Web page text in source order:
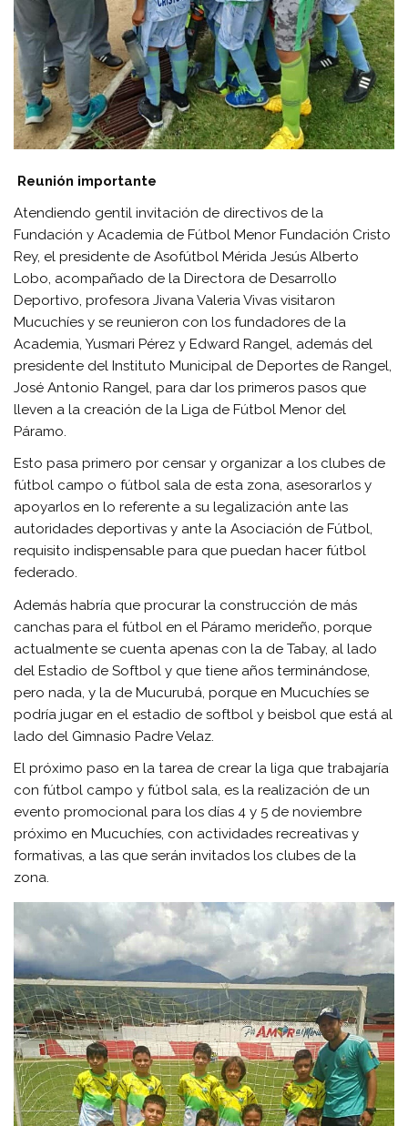
Reunión importante
Atendiendo gentil invitación de directivos de la
Fundación y Academia de Fútbol Menor Fundación Cristo
Rey, el presidente de Asofútbol Mérida Jesús Alberto
Lobo, acompañado de la Directora de Desarrollo
Deportivo, profesora Jivana Valeria Vivas visitaron
Mucuchíes y se reunieron con los fundadores de la
Academia, Yusmari Pérez y Edward Rangel, además del
presidente del Instituto Municipal de Deportes de Rangel,
José Antonio Rangel, para dar los primeros pasos que
lleven a la creación de la Liga de Fútbol Menor del
Páramo.
Esto pasa primero por censar y organizar a los clubes de
fútbol campo o fútbol sala de esta zona, asesorarlos y
apoyarlos en lo referente a su legalización ante las
autoridades deportivas y ante la Asociación de Fútbol,
requisito indispensable para que puedan hacer fútbol
federado.
Además habría que procurar la construcción de más
canchas para el fútbol en el Páramo merideño, porque
actualmente se cuenta apenas con la de Tabay, al lado
del Estadio de Softbol y que tiene años terminándose,
pero nada, y la de Mucurubá, porque en Mucuchíes se
podría jugar en el estadio de softbol y beisbol que está al
lado del Gimnasio Padre Velaz.
El próximo paso en la tarea de crear la liga que trabajaría
con fútbol campo y fútbol sala, es la realización de un
evento promocional para los días 4 y 5 de noviembre
próximo en Mucuchíes, con actividades recreativas y
formativas, a las que serán invitados los clubes de la
zona.